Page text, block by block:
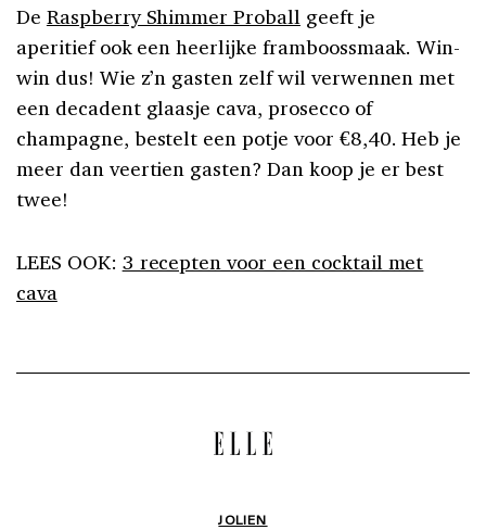
De Raspberry Shimmer Proball geeft je
aperitief ook een heerlijke framboossmaak. Win-
win dus! Wie z’n gasten zelf wil verwennen met
een decadent glaasje cava, prosecco of
champagne, bestelt een potje voor €8,40. Heb je
meer dan veertien gasten? Dan koop je er best
twee!
LEES OOK: 3 recepten voor een cocktail met
cava
JOLIEN